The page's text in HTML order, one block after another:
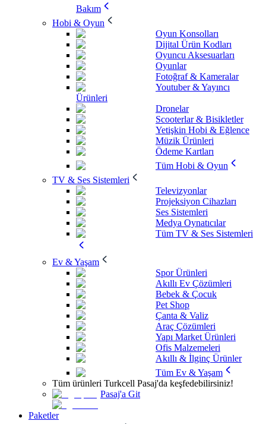
Bakım
Hobi & Oyun
Oyun Konsolları
Dijital Ürün Kodları
Oyuncu Aksesuarları
Oyunlar
Fotoğraf & Kameralar
Youtuber & Yayıncı
Ürünleri
Dronelar
Scooterlar & Bisikletler
Yetişkin Hobi & Eğlence
Müzik Ürünleri
Ödeme Kartları
Tüm Hobi & Oyun
TV & Ses Sistemleri
Televizyonlar
Projeksiyon Cihazları
Ses Sistemleri
Medya Oynatıcılar
Tüm TV & Ses Sistemleri
Ev & Yaşam
Spor Ürünleri
Akıllı Ev Çözümleri
Bebek & Çocuk
Pet Shop
Çanta & Valiz
Araç Çözümleri
Yapı Market Ürünleri
Ofis Malzemeleri
Akıllı & İlginç Ürünler
Tüm Ev & Yaşam
Tüm ürünleri Turkcell Pasaj'da keşfedebilirsiniz!
Pasaj'a Git
Paketler